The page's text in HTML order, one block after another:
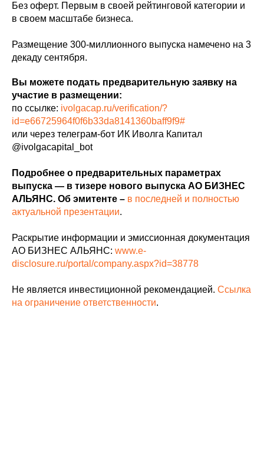
Без оферт. Первым в своей рейтинговой категории и
в своем масштабе бизнеса.
Размещение 300-миллионного выпуска намечено на 3
декаду сентября.
Вы можете подать предварительную заявку на
участие в размещении:
по ссылке: ivolgacap.ru/verification/?
id=e66725964f0f6b33da8141360baff9f9#
или через телеграм-бот ИК Иволга Капитал
@ivolgacapital_bot
Подробнее о предварительных параметрах
выпуска — в тизере нового выпуска АО БИЗНЕС
АЛЬЯНС. Об эмитенте – в последней и полностью
актуальной презентации.
Раскрытие информации и эмиссионная документация
АО БИЗНЕС АЛЬЯНС: www.e-
disclosure.ru/portal/company.aspx?id=38778
Не является инвестиционной рекомендацией. Ссылка
на ограничение ответственности.